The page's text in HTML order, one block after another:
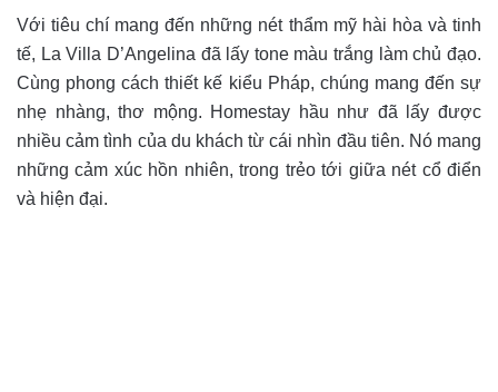
Với tiêu chí mang đến những nét thẩm mỹ hài hòa và tinh
tế, La Villa D’Angelina đã lấy tone màu trắng làm chủ đạo.
Cùng phong cách thiết kế kiểu Pháp, chúng mang đến sự
nhẹ nhàng, thơ mộng. Homestay hầu như đã lấy được
nhiều cảm tình của du khách từ cái nhìn đầu tiên. Nó mang
những cảm xúc hồn nhiên, trong trẻo tới giữa nét cổ điển
và hiện đại.